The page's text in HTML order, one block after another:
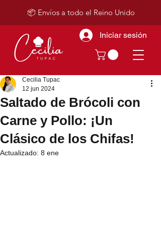
Iniciar sesión
📦 Envíos a todo el Reino Unido
Saltado de Brócoli con
Carne y Pollo: ¡Un
Clásico de los Chifas!
Cecilia Tupac
12 jun 2024
Actualizado: 8 ene